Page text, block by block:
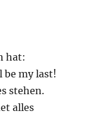
hat:
my last!
stehen.
alles